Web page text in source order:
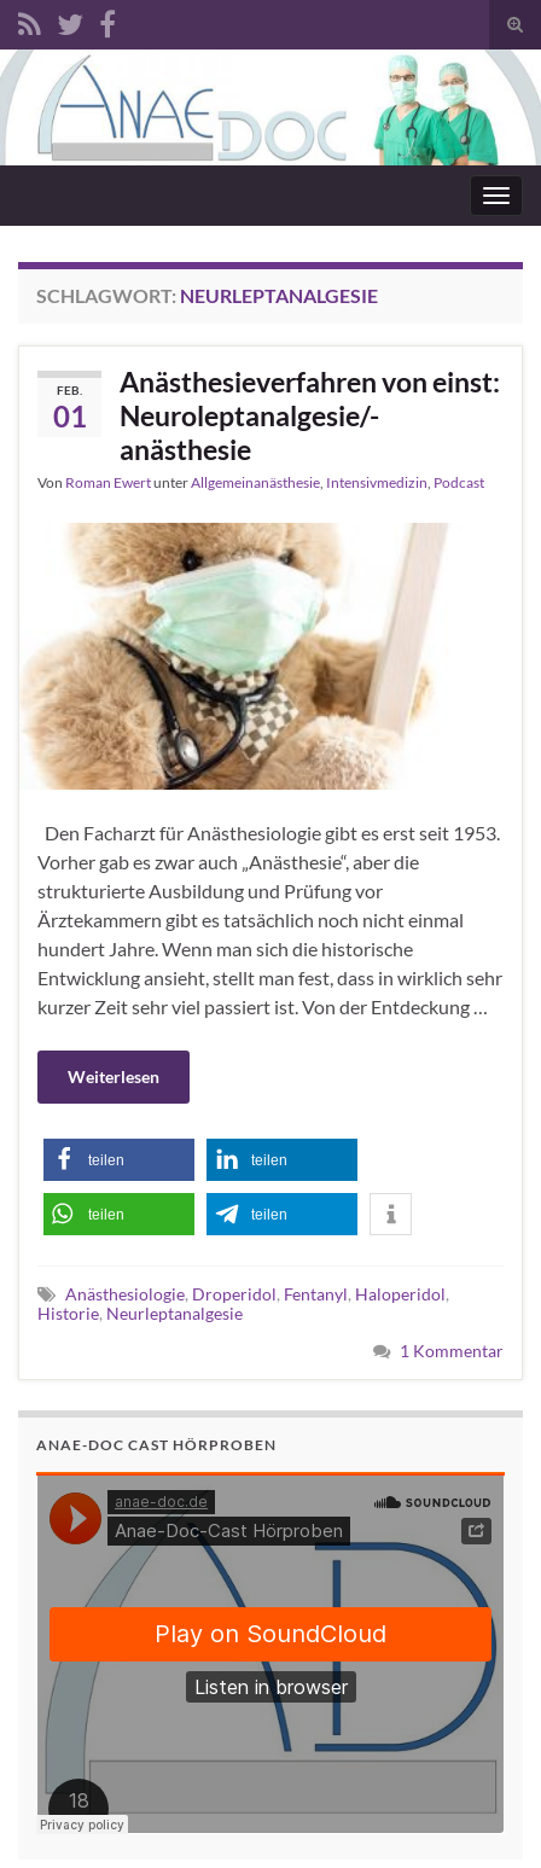
SCHLAGWORT: NEURLEPTANALGESIE
FEB.
01
Anästhesieverfahren von einst:
Neuroleptanalgesie/-
anästhesie
Von Roman EwertunterAllgemeinanästhesie Intensivmedizin Podcast
Den Facharzt für Anästhesiologie gibt es erst seit 1953.
Vorher gab es zwar auch „Anästhesie“, aber die
strukturierte Ausbildung und Prüfung vor
Ärztekammern gibt es tatsächlich noch nicht einmal
hundert Jahre. Wenn man sich die historische
Entwicklung ansieht, stellt man fest, dass in wirklich sehr
kurzer Zeit sehr viel passiert ist. Von der Entdeckung …
Weiterlesen
teilen teilen
teilen teilen
Anästhesiologie, Droperidol, Fentanyl, Haloperidol,
Historie, Neurleptanalgesie
1 Kommentar
ANAE-DOC CAST HÖRPROBEN